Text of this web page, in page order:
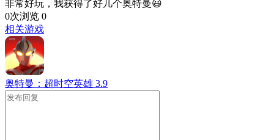
非常好玩，我获得了好几个奥特曼😃
0次浏览 0
相关游戏
奥特曼：超时空英雄 3.9